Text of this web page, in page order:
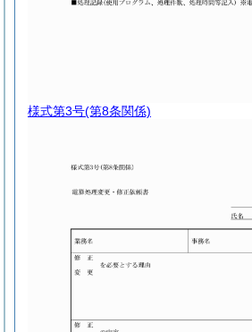
様式第3号(第8条関係)